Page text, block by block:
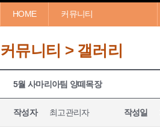
HOME 커뮤니티
커뮤니티 > 갤러리
5월 사마리아팀 양떼목장
작성자 최고관리자 작성일